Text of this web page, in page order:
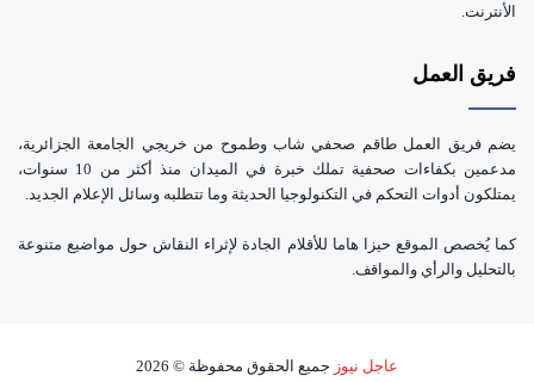
الأنترنت.
فريق العمل
يضم فريق العمل طاقم صحفي شاب وطموح من خريجي الجامعة الجزائرية،
مدعمين بكفاءات صحفية تملك خبرة في الميدان منذ أكثر من 10 سنوات،
يمتلكون أدوات التحكم في التكنولوجيا الحديثة وما تتطلبه وسائل الإعلام الجديد.
كما يُخصص الموقع حيزا هاما للأقلام الجادة لإثراء النقاش حول مواضيع متنوعة
بالتحليل والرأي والمواقف.
عاجل نيوز جميع الحقوق محفوظة © 2026